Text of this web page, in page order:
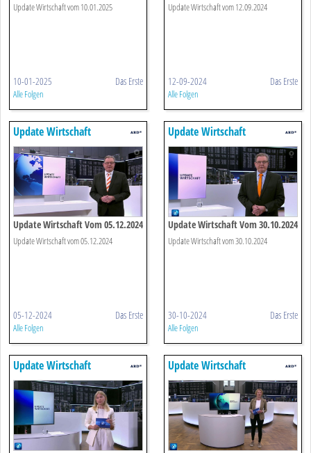
Update Wirtschaft vom 10.01.2025
10-01-2025 Das Erste
Alle Folgen
Update Wirtschaft vom 12.09.2024
12-09-2024 Das Erste
Alle Folgen
Update Wirtschaft
Update Wirtschaft Vom 05.12.2024
Update Wirtschaft vom 05.12.2024
05-12-2024 Das Erste
Alle Folgen
Update Wirtschaft
Update Wirtschaft Vom 30.10.2024
Update Wirtschaft vom 30.10.2024
30-10-2024 Das Erste
Alle Folgen
Update Wirtschaft Update Wirtschaft